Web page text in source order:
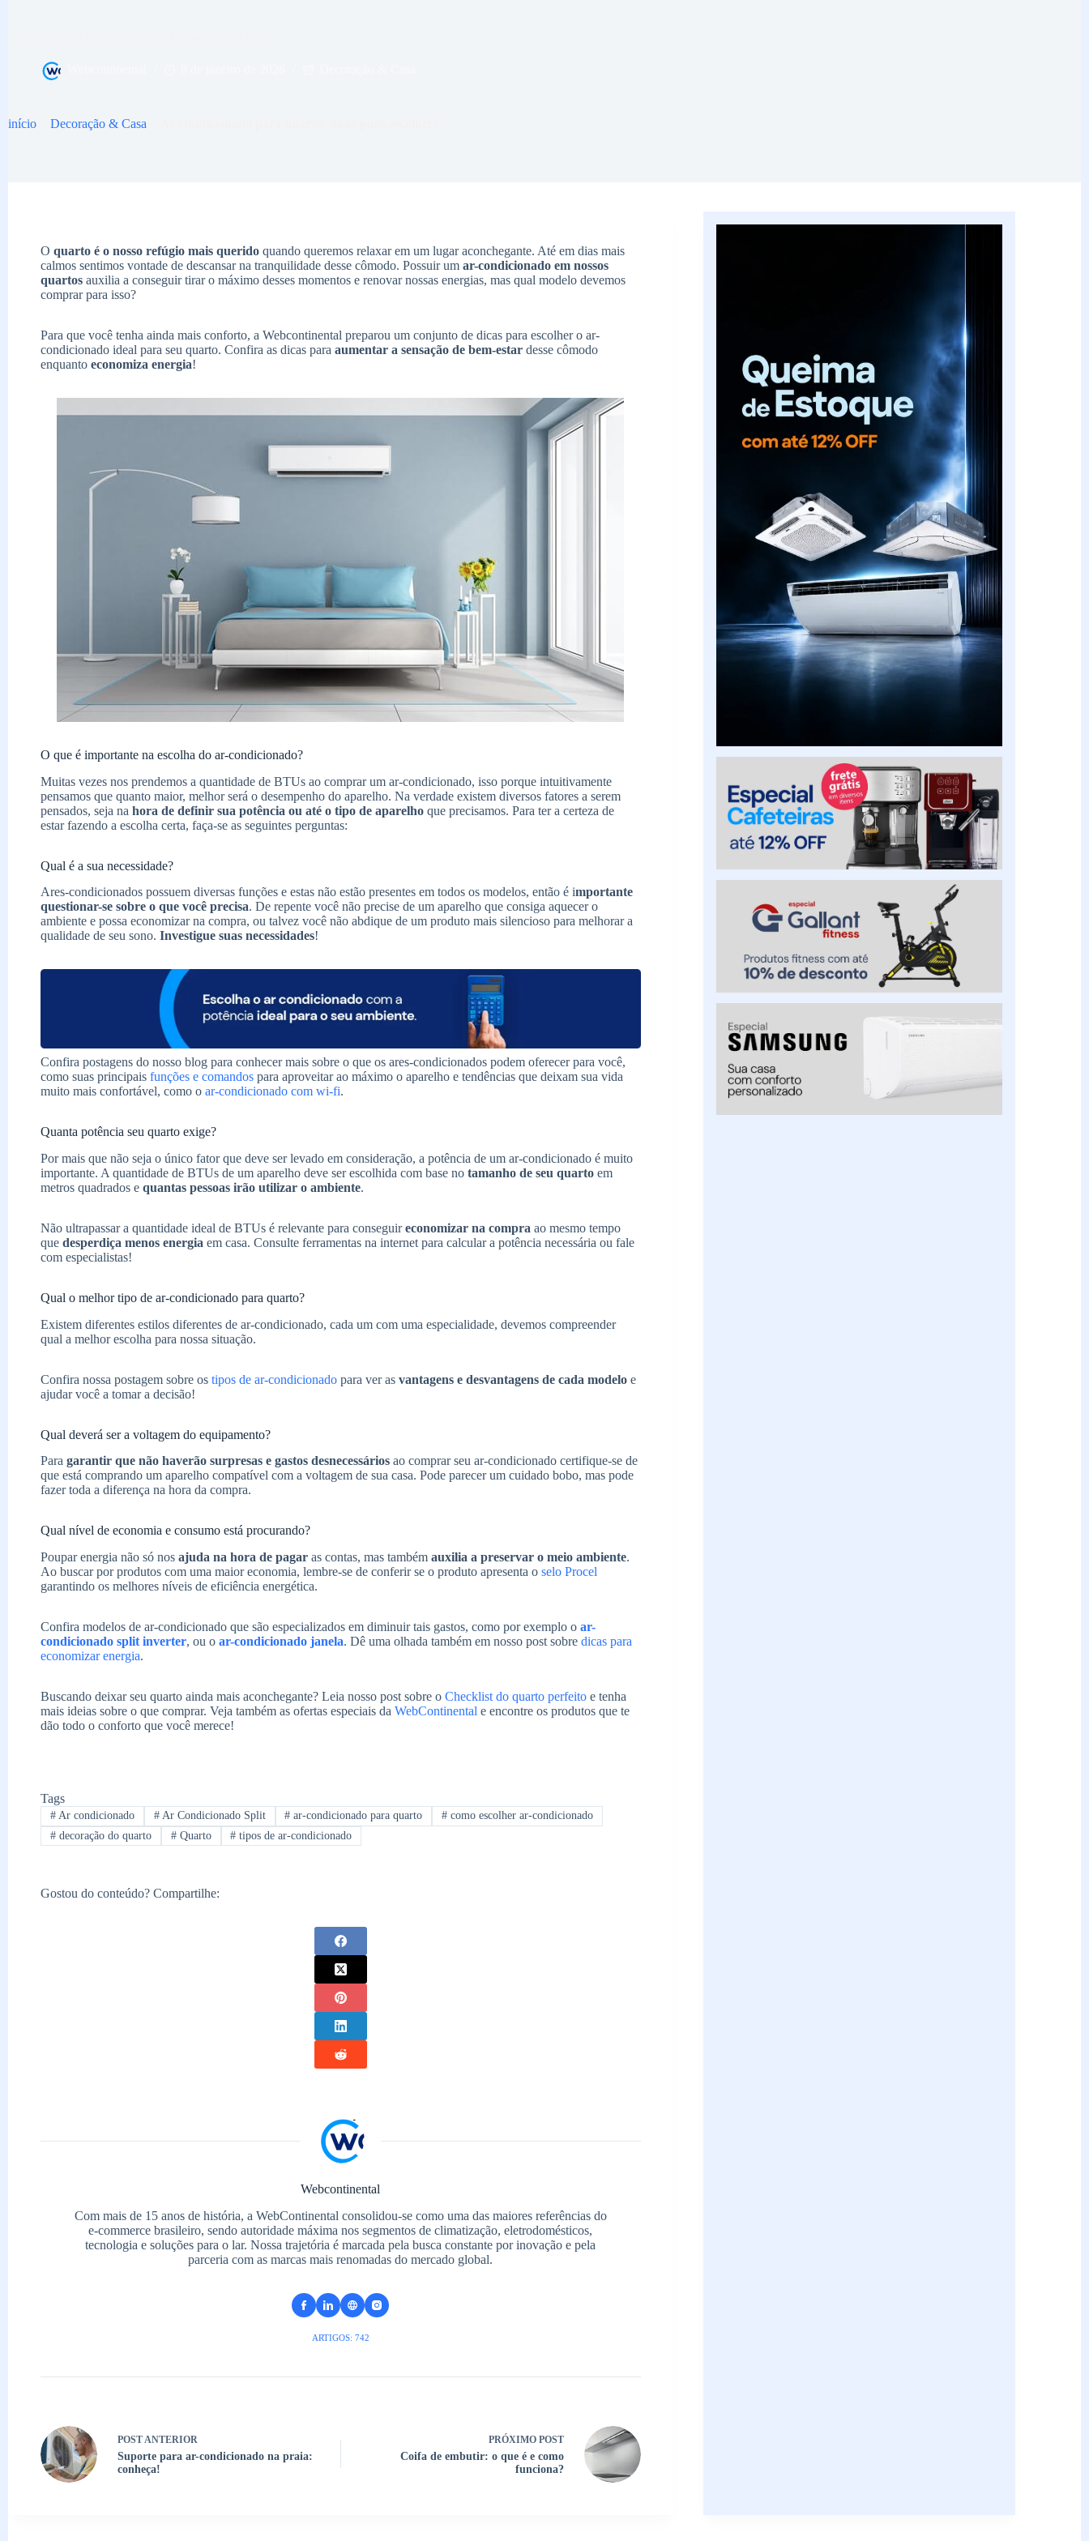
início Decoração & Casa
O quarto é o nosso refúgio mais querido quando queremos relaxar em um lugar aconchegante. Até em dias mais
calmos sentimos vontade de descansar na tranquilidade desse cômodo. Possuir um ar-condicionado em nossos
quartos auxilia a conseguir tirar o máximo desses momentos e renovar nossas energias, mas qual modelo devemos
comprar para isso?
Para que você tenha ainda mais conforto, a Webcontinental preparou um conjunto de dicas para escolher o ar-
condicionado ideal para seu quarto. Confira as dicas para aumentar a sensação de bem-estar desse cômodo
enquanto economiza energia!
O que é importante na escolha do ar-condicionado?
Muitas vezes nos prendemos a quantidade de BTUs ao comprar um ar-condicionado, isso porque intuitivamente
pensamos que quanto maior, melhor será o desempenho do aparelho. Na verdade existem diversos fatores a serem
pensados, seja na hora de definir sua potência ou até o tipo de aparelho que precisamos. Para ter a certeza de
estar fazendo a escolha certa, faça-se as seguintes perguntas:
Qual é a sua necessidade?
Ares-condicionados possuem diversas funções e estas não estão presentes em todos os modelos, então é importante
questionar-se sobre o que você precisa. De repente você não precise de um aparelho que consiga aquecer o
ambiente e possa economizar na compra, ou talvez você não abdique de um produto mais silencioso para melhorar a
qualidade de seu sono. Investigue suas necessidades!
Confira postagens do nosso blog para conhecer mais sobre o que os ares-condicionados podem oferecer para você,
como suas principais funções e comandos para aproveitar ao máximo o aparelho e tendências que deixam sua vida
muito mais confortável, como o ar-condicionado com wi-fi.
Quanta potência seu quarto exige?
Por mais que não seja o único fator que deve ser levado em consideração, a potência de um ar-condicionado é muito
importante. A quantidade de BTUs de um aparelho deve ser escolhida com base no tamanho de seu quarto em
metros quadrados e quantas pessoas irão utilizar o ambiente.
Não ultrapassar a quantidade ideal de BTUs é relevante para conseguireconomizar na compra ao mesmo tempo
que desperdiça menos energia em casa. Consulte ferramentas na internet para calcular a potência necessária ou fale
com especialistas!
Qual o melhor tipo de ar-condicionado para quarto?
Existem diferentes estilos diferentes de ar-condicionado, cada um com uma especialidade, devemos compreender
qual a melhor escolha para nossa situação.
Confira nossa postagem sobre os tipos de ar-condicionado para ver as vantagens e desvantagens de cada modelo e
ajudar você a tomar a decisão!
Qual deverá ser a voltagem do equipamento?
Para garantir que não haverão surpresas e gastos desnecessários ao comprar seu ar-condicionado certifique-se de
que está comprando um aparelho compatível com a voltagem de sua casa. Pode parecer um cuidado bobo, mas pode
fazer toda a diferença na hora da compra.
Qual nível de economia e consumo está procurando?
Poupar energia não só nos ajuda na hora de pagar as contas, mas também auxilia a preservar o meio ambiente.
Ao buscar por produtos com uma maior economia, lembre-se de conferir se o produto apresenta o selo Procel
garantindo os melhores níveis de eficiência energética.
Confira modelos de ar-condicionado que são especializados em diminuir tais gastos, como por exemplo o ar-
condicionado split inverter, ou o ar-condicionado janela. Dê uma olhada também em nosso post sobre dicas para
economizar energia.
Buscando deixar seu quarto ainda mais aconchegante? Leia nosso post sobre o Checklist do quarto perfeito e tenha
mais ideias sobre o que comprar. Veja também as ofertas especiais da WebContinental e encontre os produtos que te
dão todo o conforto que você merece!
Tags
#Ar condicionado #Ar Condicionado Split # ar-condicionado para quarto # como escolher ar-condicionado
#decoração do quarto #Quarto # tipos de ar-condicionado
Gostou do conteúdo? Compartilhe:
Webcontinental
Com mais de 15 anos de história, a WebContinental consolidou-se como uma das maiores referências do
e-commerce brasileiro, sendo autoridade máxima nos segmentos de climatização, eletrodomésticos,
tecnologia e soluções para o lar. Nossa trajetória é marcada pela busca constante por inovação e pela
parceria com as marcas mais renomadas do mercado global.
ARTIGOS: 742
POSTANTERIOR
Suporte para ar-condicionado na praia:
conheça!
PRÓXIMO POST
Coifa de embutir: o que é e como
funciona?